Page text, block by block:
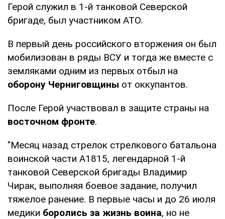
Герой служил в 1-й танковой Северской
бригаде, был участником АТО.
В первый день российского вторжения он был
мобилизован в ряды ВСУ и тогда же вместе с
земляками одним из первых отбыл на
оборону Черниговщины от оккупантов.
После Герой участвовал в защите страны на
восточном фронте.
"Месяц назад стрелок стрелкового батальона
воинской части А1815, легендарной 1-й
танковой Северской бригады Владимир
Чирак, выполняя боевое задание, получил
тяжелое ранение. В первые часы и до 26 июля
медики боролись за жизнь воина, но не